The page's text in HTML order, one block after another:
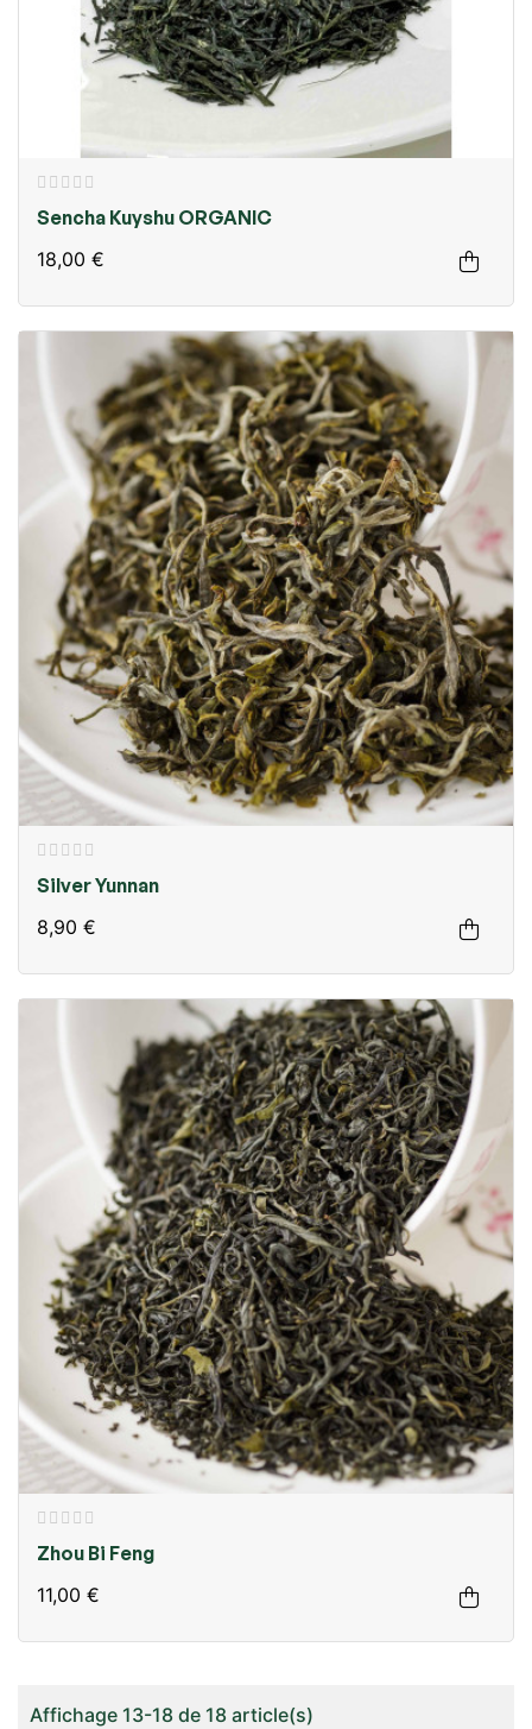
Sencha Kuyshu ORGANIC
18,00 €
Silver Yunnan
8,90 €
Zhou Bi Feng
11,00 €
Affichage 13-18 de 18 article(s)